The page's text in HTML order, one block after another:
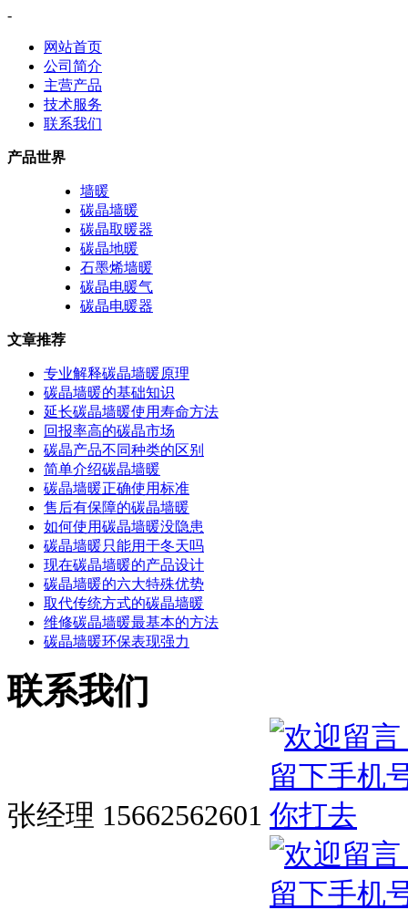
-
网站首页
公司简介
主营产品
技术服务
联系我们
产品世界
墙暖
碳晶墙暖
碳晶取暖器
碳晶地暖
石墨烯墙暖
碳晶电暖气
碳晶电暖器
文章推荐
专业解释碳晶墙暖原理
碳晶墙暖的基础知识
延长碳晶墙暖使用寿命方法
回报率高的碳晶市场
碳晶产品不同种类的区别
简单介绍碳晶墙暖
碳晶墙暖正确使用标准
售后有保障的碳晶墙暖
如何使用碳晶墙暖没隐患
碳晶墙暖只能用于冬天吗
现在碳晶墙暖的产品设计
碳晶墙暖的六大特殊优势
取代传统方式的碳晶墙暖
维修碳晶墙暖最基本的方法
碳晶墙暖环保表现强力
联系我们
张经理 15662562601